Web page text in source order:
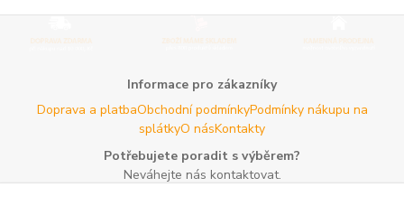
Informace pro zákazníky
Doprava a platbaObchodní podmínkyPodmínky nákupu na
splátkyO násKontakty
Potřebujete poradit s výběrem?
Neváhejte nás kontaktovat.